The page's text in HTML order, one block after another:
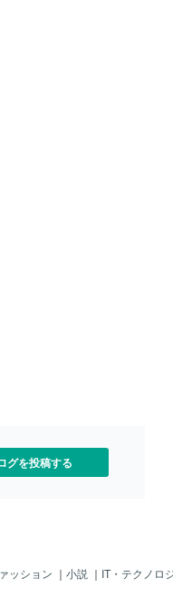
グを投稿する
ッション ｜ 小説 ｜ IT・テクノロ